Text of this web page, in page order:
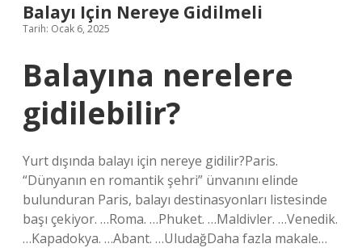
Balayı Için Nereye Gidilmeli
Tarih: Ocak 6, 2025
Balayına nerelere
gidilebilir?
Yurt dışında balayı için nereye gidilir?Paris.
“Dünyanın en romantik şehri” ünvanını elinde
bulunduran Paris, balayı destinasyonları listesinde
başı çekiyor. …Roma. …Phuket. …Maldivler. …Venedik.
…Kapadokya. …Abant. …UludağDaha fazla makale…